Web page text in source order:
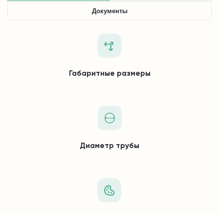
Документы
Габаритные размеры
Диаметр трубы